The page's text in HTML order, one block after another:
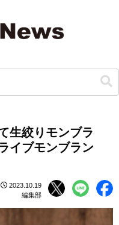
生絞りモンブラ
イブモンブラン
2023.10.19
編集部